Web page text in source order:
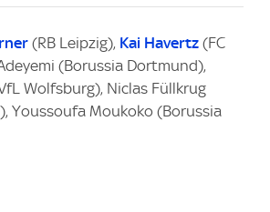
(RB Leipzig), Kai Havertz (FC
(Borussia Dortmund),
Wolfsburg), Niclas Füllkrug
Youssoufa Moukoko (Borussia